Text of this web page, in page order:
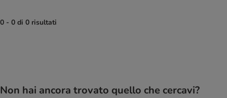
0 - 0 di 0 risultati
Non hai ancora trovato quello che cercavi?